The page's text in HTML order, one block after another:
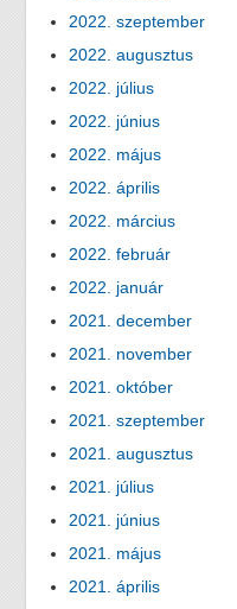
2022. szeptember
2022. augusztus
2022. július
2022. június
2022. május
2022. április
2022. március
2022. február
2022. január
2021. december
2021. november
2021. október
2021. szeptember
2021. augusztus
2021. július
2021. június
2021. május
2021. április